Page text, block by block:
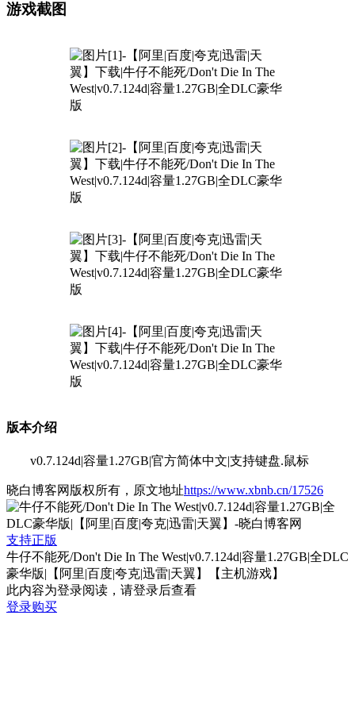
游戏截图
版本介绍
v0.7.124d|容量1.27GB|官方简体中文|支持键盘.鼠标
晓白博客网版权所有，原文地址https://www.xbnb.cn/17526
支持正版
牛仔不能死/Don't Die In The West|v0.7.124d|容量1.27GB|全DLC
豪华版|【阿里|百度|夸克|迅雷|天翼】【主机游戏】
此内容为登录阅读，请登录后查看
登录购买